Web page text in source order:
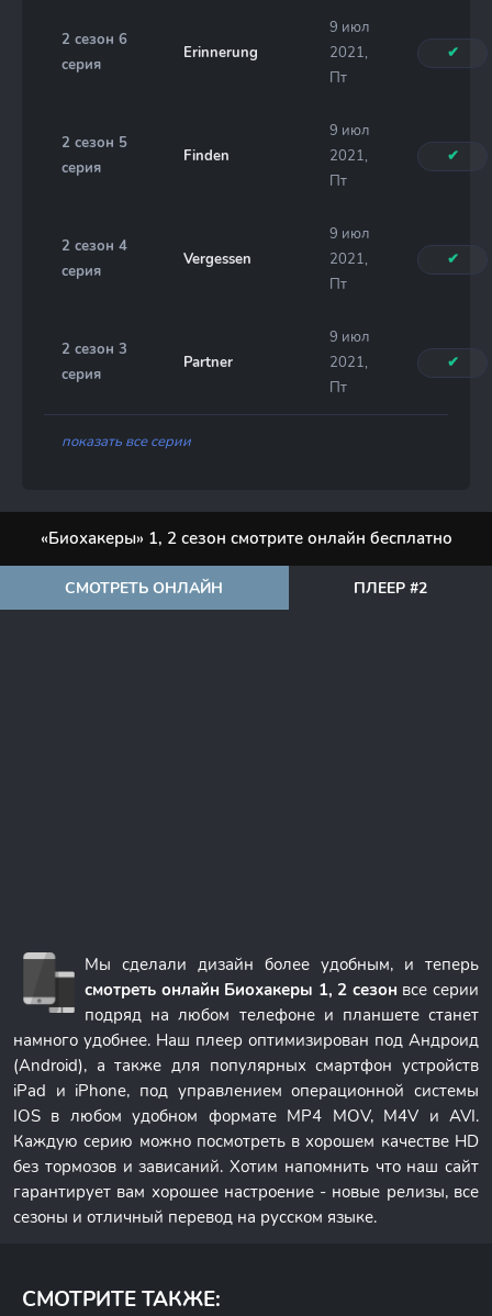
2 сезон 6
серия
Erinnerung
9 июл
2021,
Пт
✔
2 сезон 5
серия
Finden
9 июл
2021,
Пт
✔
2 сезон 4
серия
Vergessen
9 июл
2021,
Пт
✔
2 сезон 3
серия
Partner
9 июл
2021,
Пт
✔
показать все серии
«Биохакеры» 1, 2 сезон смотрите онлайн бесплатно
СМОТРЕТЬ ОНЛАЙН ПЛЕЕР #2
Мы сделали дизайн более удобным, и теперь
смотреть онлайн Биохакеры 1, 2 сезон все серии
подряд на любом телефоне и планшете станет
намного удобнее. Наш плеер оптимизирован под Андроид
(Android), а также для популярных смартфон устройств
iPad и iPhone, под управлением операционной системы
IOS в любом удобном формате MP4 MOV, M4V и AVI.
Каждую серию можно посмотреть в хорошем качестве HD
без тормозов и зависаний. Хотим напомнить что наш сайт
гарантирует вам хорошее настроение - новые релизы, все
сезоны и отличный перевод на русском языке.
СМОТРИТЕ ТАКЖЕ: